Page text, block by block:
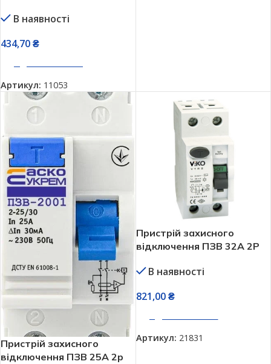
ПЗВ-2001 A0020010002
В наявності
434,70₴
Артикул: 11053
Пристрій захисного
відключення ПЗВ 25А 2р
Пристрій захисного
відключення ПЗВ 32А 2P
3230В наявності
821,00₴
Артикул: 21831